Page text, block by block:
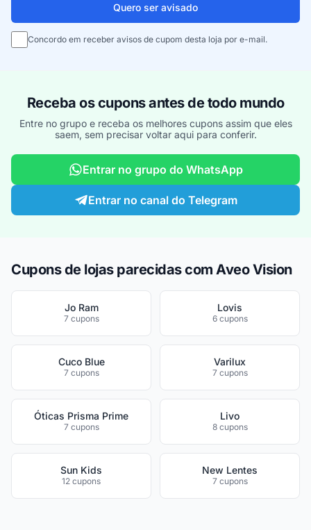
Quero ser avisado
Concordo em receber avisos de cupom desta loja por e-mail.
Receba os cupons antes de todo mundo
Entre no grupo e receba os melhores cupons assim que eles
saem, sem precisar voltar aqui para conferir.
Entrar no grupo do WhatsApp
Entrar no canal do Telegram
Cupons de lojas parecidas com Aveo Vision
Jo Ram
7 cupons
Lovis
6 cupons
Cuco Blue
7 cupons
Varilux
7 cupons
Óticas Prisma Prime
7 cupons
Livo
8 cupons
Sun Kids
12 cupons
New Lentes
7 cupons